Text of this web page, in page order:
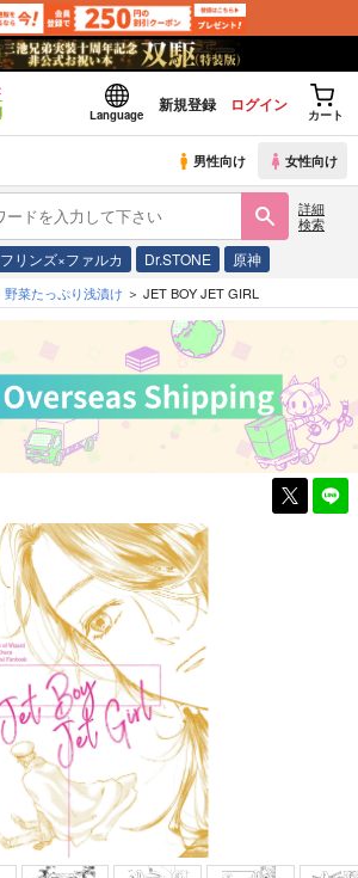
Language
新規登録 ログイン
カート
男性向け 女性向け
詳細
検索
フリンズ×ファルカ Dr.STONE 原神
野菜たっぷり浅漬け JET BOY JET GIRL